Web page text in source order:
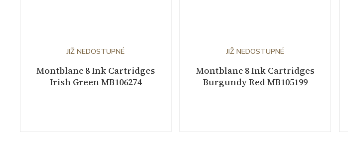
JIŽ NEDOSTUPNÉ
Montblanc 8 Ink Cartridges
Irish Green MB106274
JIŽ NEDOSTUPNÉ
Montblanc 8 Ink Cartridges
Burgundy Red MB105199